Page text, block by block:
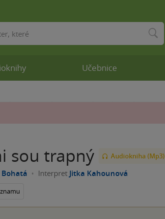
sou trapný Audiokniha (Mp3)
Interpret Jitka Kahounová
Učebnice